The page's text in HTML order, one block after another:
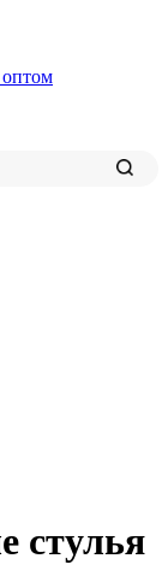
оптом
стулья